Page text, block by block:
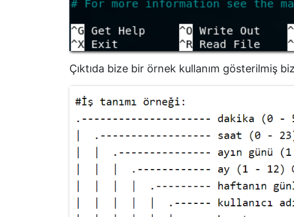
Çıktıda bize bir örnek kullanım gösterilmiş